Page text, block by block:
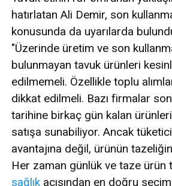
hatırlatan Ali Demir, son
konusunda da uyarılarda
"Üzerinde üretim ve son
bulunmayan tavuk ürünleri
edilmemeli. Özellikle toplu
dikkat edilmeli. Bazı firmalar
tarihine birkaç gün kalan
satışa sunabiliyor. Ancak
avantajına değil, ürünün
Her zaman günlük ve taze ürün
sağlık açısından en doğru